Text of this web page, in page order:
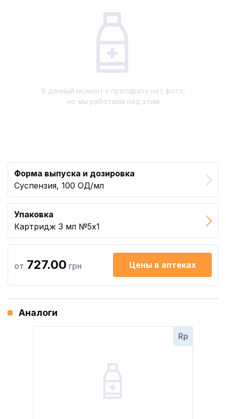
В данный момент к препарату нет фото,
но мы работаем над этим
Форма выпуска и дозировка
Суспензия, 100 ОД/мл
Упаковка
Картридж 3 мл №5x1
от 727.00 грн Цены в аптеках
Аналоги
Rp